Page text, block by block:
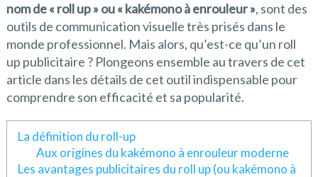
nom de « roll up » ou « kakémono à enrouleur », sont des
outils de communication visuelle très prisés dans le
monde professionnel. Mais alors, qu’est-ce qu’un roll
up publicitaire ? Plongeons ensemble au travers de cet
article dans les détails de cet outil indispensable pour
comprendre son efficacité et sa popularité.
La définition du roll-up
Aux origines du kakémono à enrouleur moderne
Les avantages publicitaires du roll up (ou kakémono à